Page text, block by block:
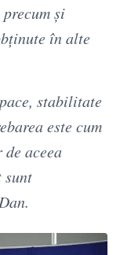
și
în alte
stabilitate
este cum
aceea
sunt